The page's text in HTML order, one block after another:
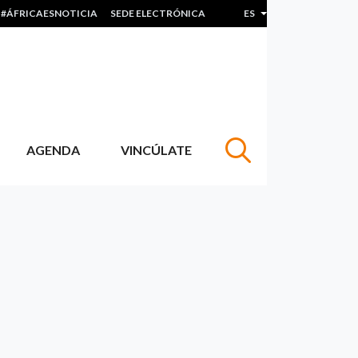
#ÁFRICAESNOTICIA SEDE ELECTRÓNICA ES Lista adicional de
AGENDA VINCÚLATE